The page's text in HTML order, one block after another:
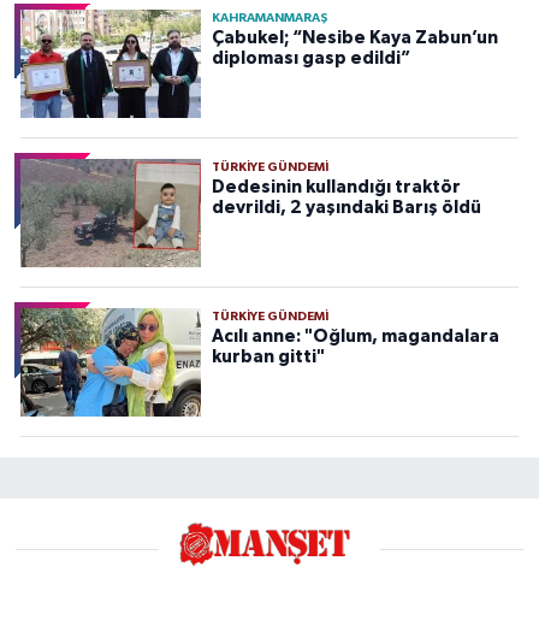
KAHRAMANMARAŞ
Çabukel; “Nesibe Kaya Zabun’un
diploması gasp edildi”
TÜRKIYE GÜNDEMI
Dedesinin kullandığı traktör
devrildi, 2 yaşındaki Barış öldü
TÜRKIYE GÜNDEMI
Acılı anne: "Oğlum, magandalara
kurban gitti"